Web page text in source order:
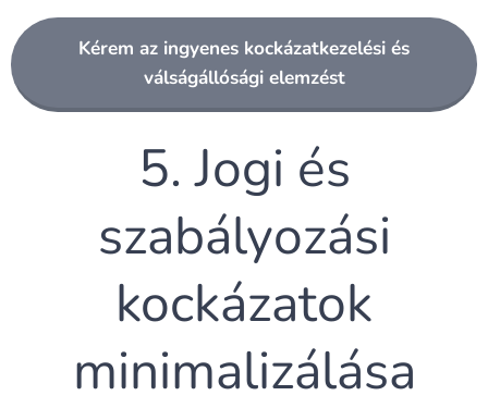
Kérem az ingyenes kockázatkezelési és
válságállósági elemzést
5. Jogi és
szabályozási
kockázatok
minimalizálása